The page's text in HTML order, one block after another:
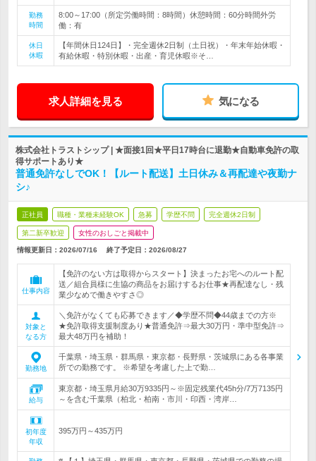
勤務
時間
8:00～17:00（所定労働時間：8時間）休憩時間：60分時間外労
働：有
休日
休暇
【年間休日124日】・完全週休2日制（土日祝）・年末年始休暇・
有給休暇・特別休暇・出産・育児休暇※そ…
求人詳細を見る 気になる
株式会社トラストシップ | ★面接1回★平日17時台に退勤★自動車免許の取
得サポートあり★
普通免許なしでOK！【ルート配送】土日休み＆再配達や夜勤ナ
シ♪
正社員 職種・業種未経験OK 急募 学歴不問 完全週休2日制
第二新卒歓迎 女性のおしごと掲載中
情報更新日：2026/07/16 終了予定日： 2026/08/27
仕事内容
【免許のない方は取得からスタート】決まったお宅へのルート配
送／組合員様に生協の商品をお届けするお仕事★再配達なし・残
業少なめで働きやすさ◎
対象と
なる方
＼免許がなくても応募できます／◆学歴不問◆44歳までの方※
★免許取得支援制度あり★普通免許⇒最大30万円・準中型免許⇒
最大48万円を補助！
勤務地
千葉県・埼玉県・群馬県・東京都・長野県・茨城県にある各事業
所での勤務です。 ※希望を考慮した上で勤…
給与
東京都・埼玉県月給30万9335円～※固定残業代45h分/7万7135円
～を含む千葉県（柏北・柏南・市川・印西・湾岸…
初年度
年収
395万円～435万円